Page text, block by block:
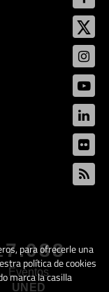
Eventos
UNED
para ofrecerle una
política de cookies
marca la casilla